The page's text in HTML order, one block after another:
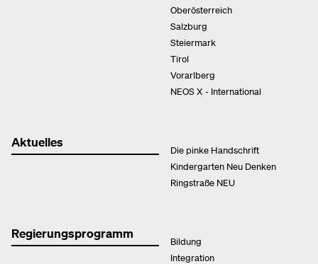
Oberösterreich
Salzburg
Steiermark
Tirol
Vorarlberg
NEOS X - International
Aktuelles
Die pinke Handschrift
Kindergarten Neu Denken
Ringstraße NEU
Regierungsprogramm
Bildung
Integration